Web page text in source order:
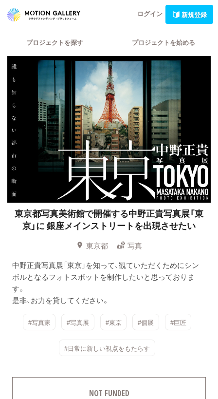
ログイン 新規登録
プロジェクトを探す プロジェクトを始める
東京都写真美術館で開催する中野正貴写真展「東
京」に銀座メインストリートを出現させたい
東京都
写真
中野正貴写真展「東京」を知って、観ていただくためにシン
ボルとなるフォトスポットを制作したいと思っておりま
す。
是非、お力を貸してください。
#写真家 #写真展 #東京 #個展 #巨匠
#日常に新しい視点をもたらす
NOT FUNDED